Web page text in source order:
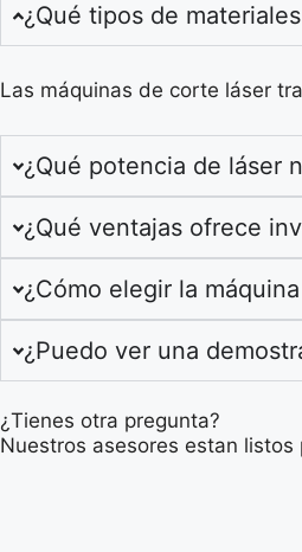
¿Qué tipos de
Las máquinas de corte láser
¿Qué potencia de láser
¿Qué ventajas ofrece
¿Cómo elegir la
¿Puedo ver una
¿Tienes otra pregunta?
Nuestros asesores estan